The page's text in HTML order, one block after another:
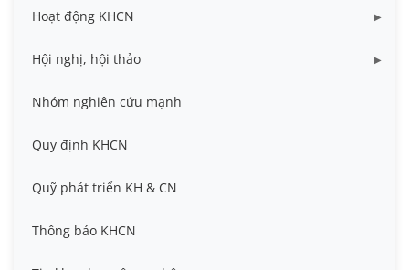
Dữ liệu Đề tài cấp Bộ
Dữ liệu Đề tài cấp Cơ sở
Hoạt động KHCN
Công bố khoa học
Đề tài cấp Bộ, Thành phố
Hội nghị, hội thảo
Hội nghị khoa học thường niên
Hội nghị Khoa học sinh viên
Hội nghị quốc tế và hội nghị khác
Nhóm nghiên cứu mạnh
Quy định KHCN
Quỹ phát triển KH & CN
Thông báo KHCN